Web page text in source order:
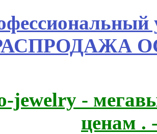
jewelry -
ценам .